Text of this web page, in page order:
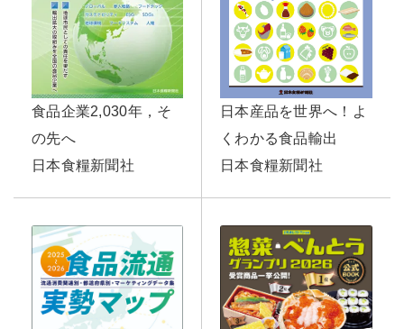
食品企業2,030年，そ
の先へ
日本食糧新聞社
日本産品を世界へ！よ
くわかる食品輸出
日本食糧新聞社